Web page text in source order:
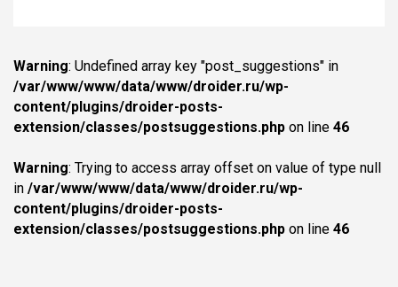
Warning: Undefined array key "post_suggestions" in
/var/www/www/data/www/droider.ru/wp-
content/plugins/droider-posts-
extension/classes/postsuggestions.php on line 46
Warning: Trying to access array offset on value of type null
in /var/www/www/data/www/droider.ru/wp-
content/plugins/droider-posts-
extension/classes/postsuggestions.php on line 46